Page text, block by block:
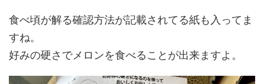
食べ頃が解る確認方法が記載されてる紙も入ってま
すね。
好みの硬さでメロンを食べることが出来ますよ。